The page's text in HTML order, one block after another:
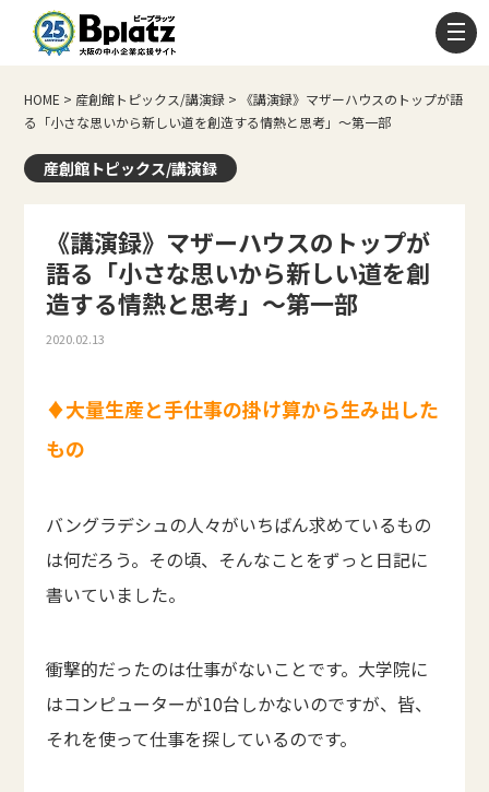
HOME > 産創館トピックス/講演録 > 《講演録》マザーハウスのトップが語
る「小さな思いから新しい道を創造する情熱と思考」～第一部
産創館トピックス/講演録
《講演録》マザーハウスのトップが
語る「小さな思いから新しい道を創
造する情熱と思考」～第一部
2020.02.13
♦大量生産と手仕事の掛け算から生み出した
もの
バングラデシュの人々がいちばん求めているもの
は何だろう。その頃、そんなことをずっと日記に
書いていました。
衝撃的だったのは仕事がないことです。大学院に
はコンピューターが10台しかないのですが、皆、
それを使って仕事を探しているのです。